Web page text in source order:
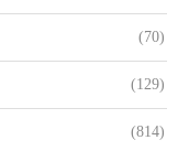
(70)
(129)
(814)